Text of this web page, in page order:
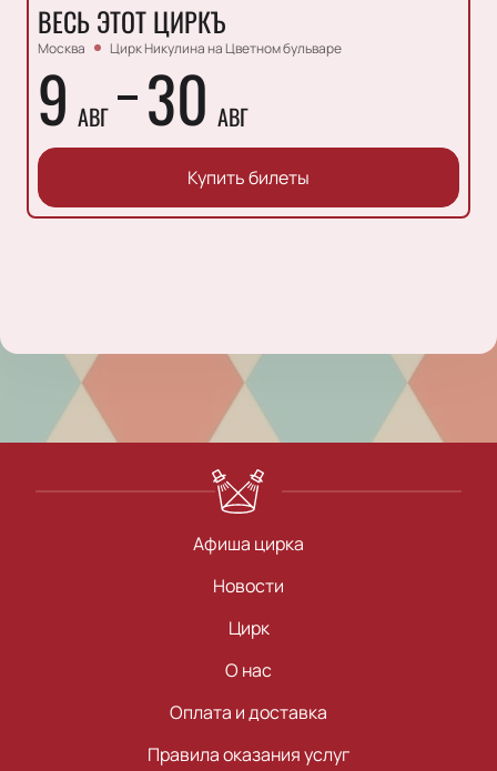
ВЕСЬ ЭТОТ ЦИРКЪ
Москва Цирк Никулина на Цветном бульваре
9 АВГ 30 АВГ
Купить билеты
Афиша цирка
Новости
Цирк
О нас
Оплата и доставка
Правила оказания услуг